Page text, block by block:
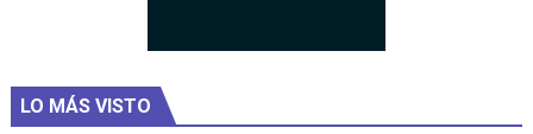
LO MÁS VISTO